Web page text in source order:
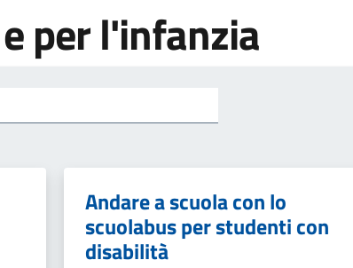
per l'infanzia
Andare a scuola con lo
scuolabus per studenti con
disabilità